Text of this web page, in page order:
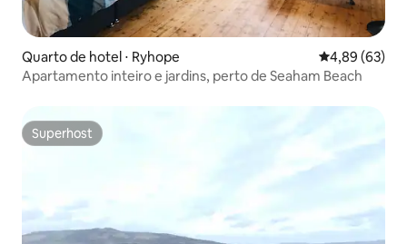
Quarto de hotel ⋅ Ryhope 4,89 de uma
4,89 (63)
Apartamento inteiro e jardins, perto de Seaham Beach
Superhost
Superhost